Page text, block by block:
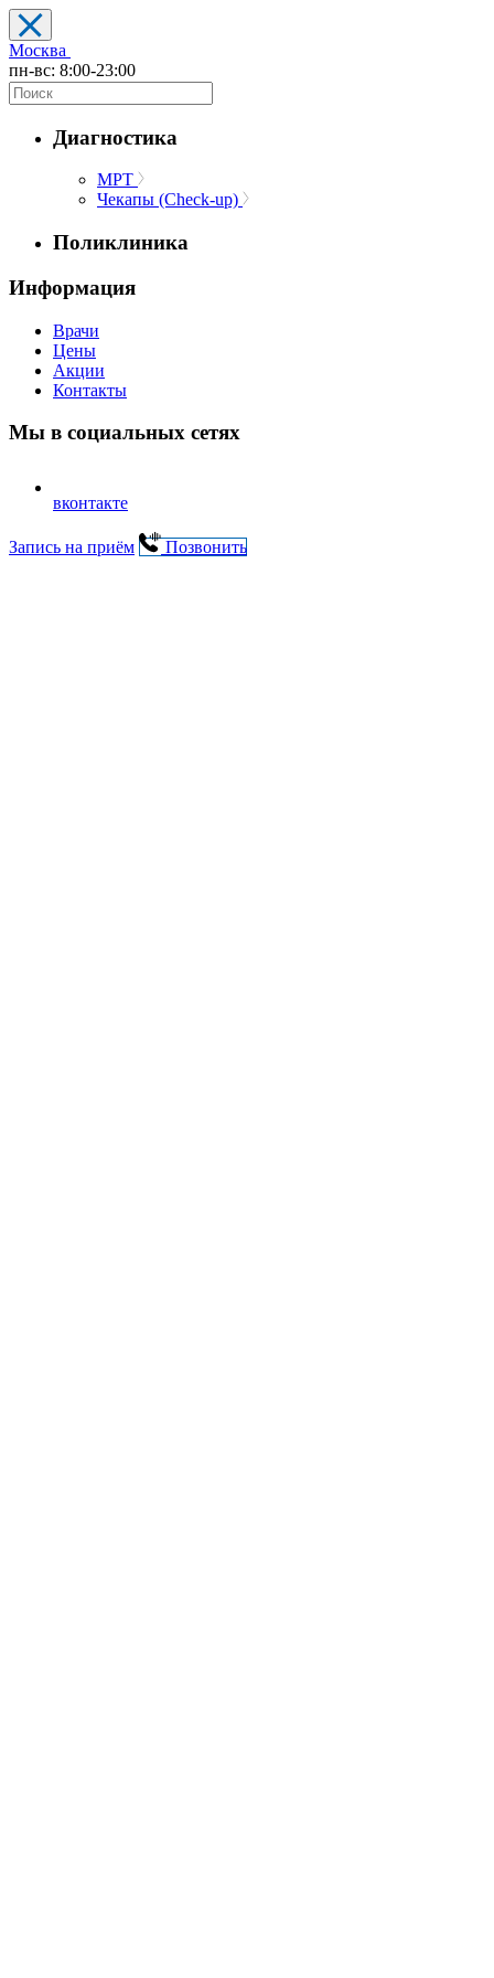
Москва
пн-вс: 8:00-23:00
Диагностика
МРТ
Чекапы (Check-up)
Поликлиника
Информация
Врачи
Цены
Акции
Контакты
Мы в социальных сетях
вконтакте
Запись на приём Позвонить